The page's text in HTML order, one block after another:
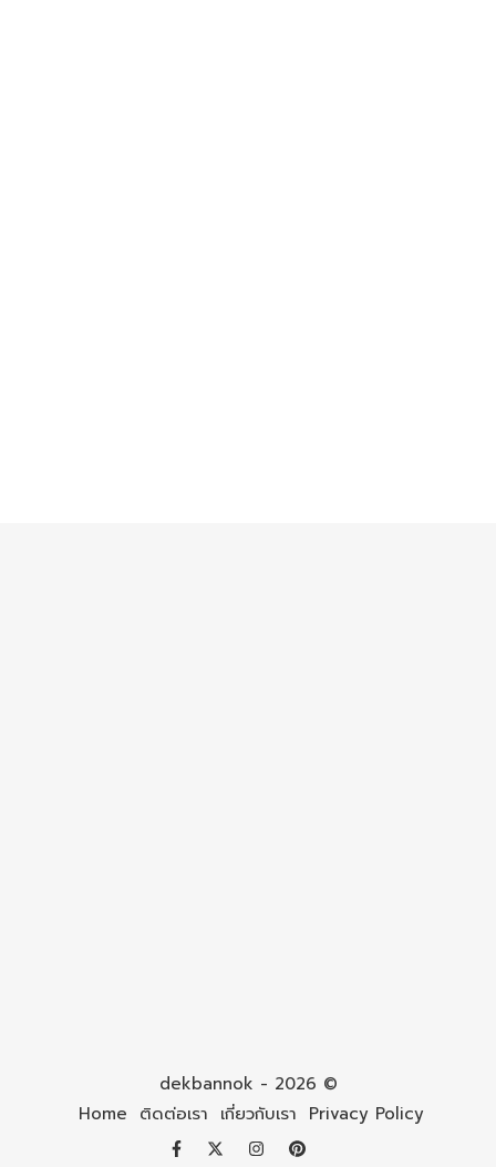
dekbannok - 2026 ©
Home ติดต่อเรา เกี่ยวกับเรา Privacy Policy